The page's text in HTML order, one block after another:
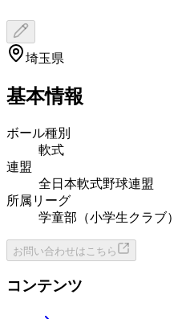
埼玉県
基本情報
ボール種別
軟式
連盟
全日本軟式野球連盟
所属リーグ
学童部（小学生クラブ）
お問い合わせはこちら
コンテンツ